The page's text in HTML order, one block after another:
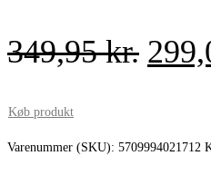
349,95kr. Den
var:
Køb produkt
Varenummer (SKU): 5709994021712